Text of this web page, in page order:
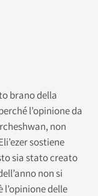
brano della
l’opinione da
non
sostiene
sia stato creato
non si
delle